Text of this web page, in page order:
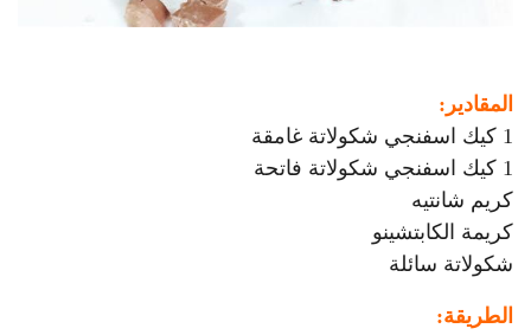
المقادير:
1 كيك اسفنجي شكولاتة غامقة
1 كيك اسفنجي شكولاتة فاتحة
كريم شانتيه
كريمة الكابتشينو
شكولاتة سائلة
الطريقة: